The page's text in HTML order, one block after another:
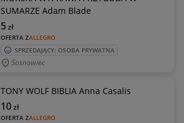
SUMARZE Adam Blade
OFERTA ZALLEGRO
5zł
SPRZEDAJĄCY: OSOBA PRYWATNA
Sosnowiec
TONY WOLF BIBLIA Anna Casalis
OFERTA ZALLEGRO
10zł